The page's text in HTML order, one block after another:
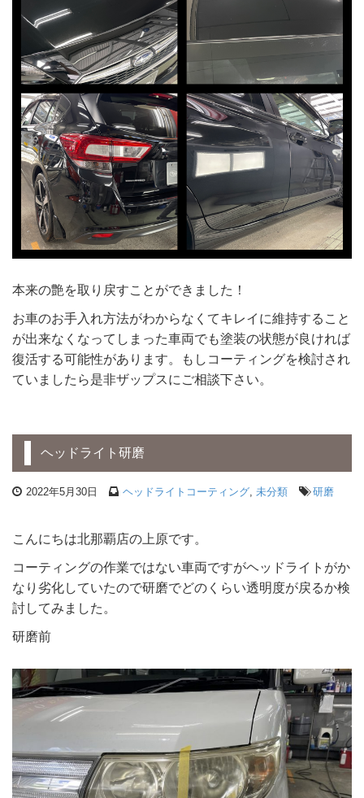
本来の艶を取り戻すことができました！
お車のお手入れ方法がわからなくてキレイに維持すること
が出来なくなってしまった車両でも塗装の状態が良ければ
復活する可能性があります。もしコーティングを検討され
ていましたら是非ザップスにご相談下さい。
ヘッドライト研磨
2022年5月30日 ヘッドライトコーティング, 未分類 研磨
こんにちは北那覇店の上原です。
コーティングの作業ではない車両ですがヘッドライトがか
なり劣化していたので研磨でどのくらい透明度が戻るか検
討してみました。
研磨前